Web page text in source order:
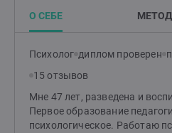
О СЕБЕ
Психолог диплом проверен
15 отзывов
Мне 47 лет, разведена и
Первое образование
психологическое. Работаю